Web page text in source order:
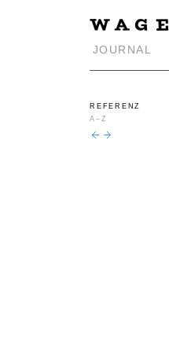
JOURNAL
REFERENZ
A–Z